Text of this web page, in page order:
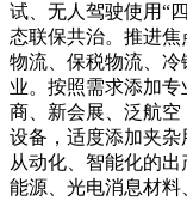
试、无人驾驶使用“
态联保共治。推进
物流、保税物流、
业。按照需求添加
商、新会展、泛航
设备，适度添加夹
从动化、智能化的
能源、光电消息材